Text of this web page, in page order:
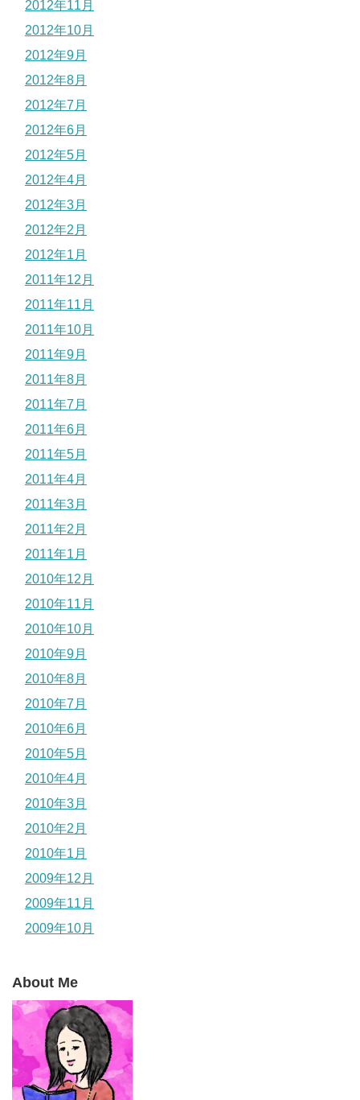
2012年11月
2012年10月
2012年9月
2012年8月
2012年7月
2012年6月
2012年5月
2012年4月
2012年3月
2012年2月
2012年1月
2011年12月
2011年11月
2011年10月
2011年9月
2011年8月
2011年7月
2011年6月
2011年5月
2011年4月
2011年3月
2011年2月
2011年1月
2010年12月
2010年11月
2010年10月
2010年9月
2010年8月
2010年7月
2010年6月
2010年5月
2010年4月
2010年3月
2010年2月
2010年1月
2009年12月
2009年11月
2009年10月
About Me